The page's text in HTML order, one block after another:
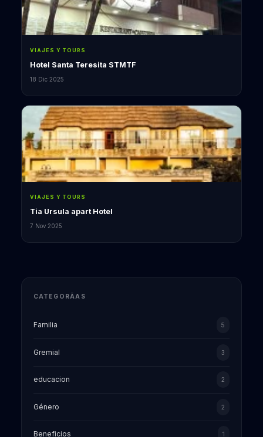
VIAJES Y TOURS
Hotel Santa Teresita STMTF
18 Dic 2025
VIAJES Y TOURS
Tia Ursula apart Hotel
7 Nov 2025
CATEGORÃ­AS
Familia 5
Gremial 3
educacion 2
Género 2
Beneficios 1